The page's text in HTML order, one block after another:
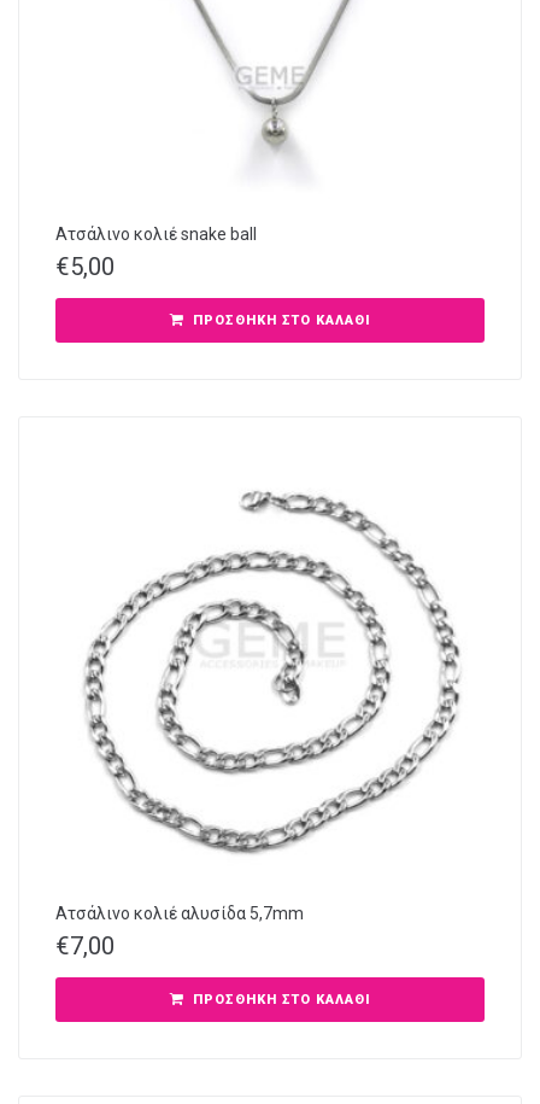
Ατσάλινο κολιέ snake ball
€5,00
ΠΡΟΣΘΉΚΗ ΣΤΟ ΚΑΛΆΘΙ
Ατσάλινο κολιέ αλυσίδα 5,7mm
€7,00
ΠΡΟΣΘΉΚΗ ΣΤΟ ΚΑΛΆΘΙ